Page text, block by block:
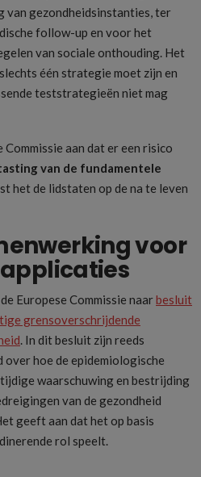
van gezondheidsinstanties, ter
follow-up en voor het
van sociale onthouding. Het
één strategie moet zijn en
teststrategieën niet mag
aan dat er een risico
van de fundamentele
het de lidstaten op de na te leven
voor
Europese Commissie naarbesluit
grensoverschrijdende
. In dit besluit zijn reeds
hoe de epidemiologische
waarschuwing en bestrijding
van de gezondheid
geeft aan dat het op basis
rol speelt.